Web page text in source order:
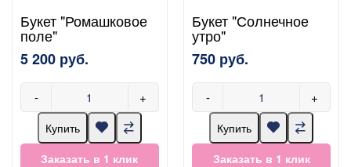
Букет "Ромашковое
поле"
5 200 руб.
- +
Купить
Заказать в 1 клик
Букет "Солнечное
утро"
750 руб.
- +
Купить
Заказать в 1 клик